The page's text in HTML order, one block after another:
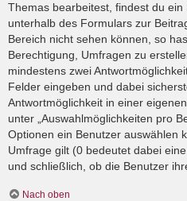
Themas bearbeitest, findest du ein
unterhalb des Formulars zur
Bereich nicht sehen können, so
Berechtigung, Umfragen zu
mindestens zwei
Felder eingeben und dabei
Antwortmöglichkeit in einer
unter „Auswahlmöglichkeiten pro
Optionen ein Benutzer auswählen
Umfrage gilt (0 bedeutet dabei
und schließlich, ob die Benutzer
Nach oben